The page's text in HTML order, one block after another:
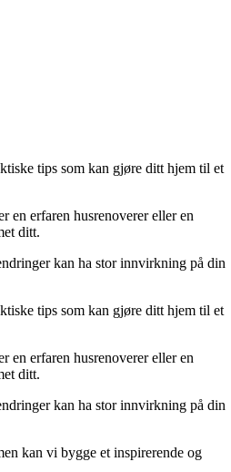
tips som kan gjøre ditt hjem til et
erfaren husrenoverer eller en
ditt.
kan ha stor innvirkning på din
tips som kan gjøre ditt hjem til et
erfaren husrenoverer eller en
ditt.
kan ha stor innvirkning på din
kan vi bygge et inspirerende og